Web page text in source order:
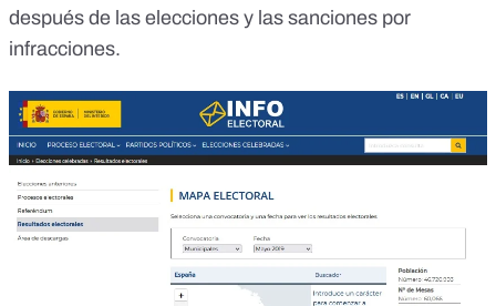
después de las elecciones y las sanciones por
infracciones.